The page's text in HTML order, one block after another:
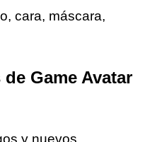
cara, máscara,
Game Avatar
y nuevos